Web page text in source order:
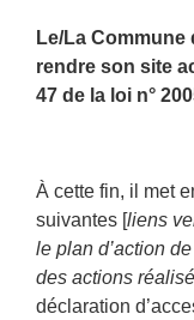
Le/La Commune
rendre son site
47 de la loi n°
À cette fin, il met
suivantes [liens
le plan d’action
des actions
déclaration